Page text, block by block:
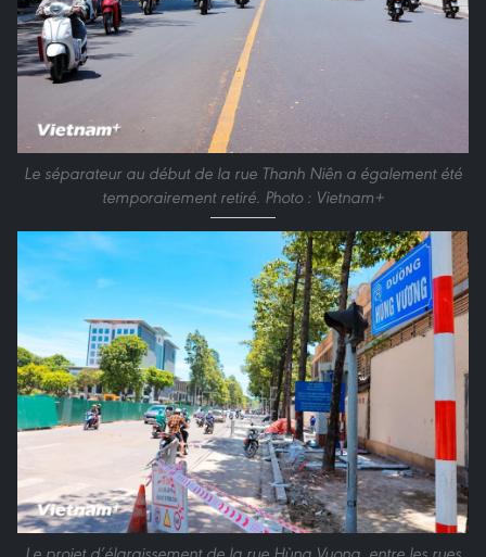
Le séparateur au début de la rue Thanh Niên a également été
temporairement retiré. Photo : Vietnam+
Le projet d’élargissement de la rue Hùng Vuong, entre les rues